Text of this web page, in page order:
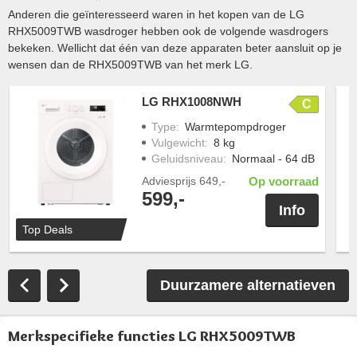
Anderen die geïnteresseerd waren in het kopen van de LG
RHX5009TWB wasdroger hebben ook de volgende wasdrogers
bekeken. Wellicht dat één van deze apparaten beter aansluit op je
wensen dan de RHX5009TWB van het merk LG.
Top Deals
LG RHX1008NWH C
Type: Warmtepompdroger
Vulgewicht: 8 kg
Geluidsniveau: Normaal - 64 dB
Adviesprijs 649,-
599,-
Op voorraad
Info
Duurzamere alternatieven
Merkspecifieke functies LG RHX5009TWB